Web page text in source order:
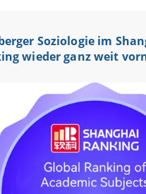
Soziologie im
wieder ganz weit